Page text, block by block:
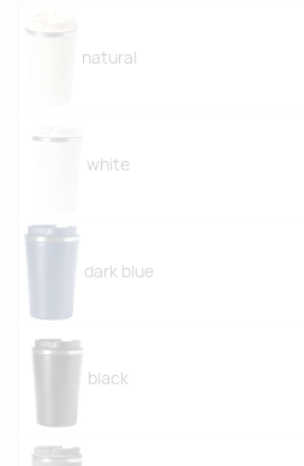
natural
white
dark blue
black